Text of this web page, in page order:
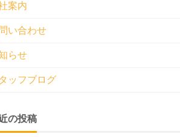
案内
い合わせ
らせ
ッフブログ
の投稿